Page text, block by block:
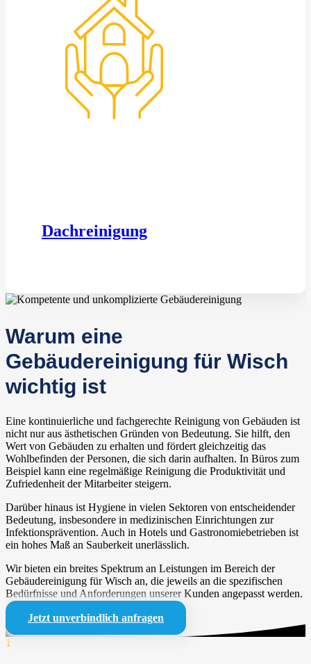
Dachreinigung
Warum eine
Gebäudereinigung für Wisch
wichtig ist
Eine kontinuierliche und fachgerechte Reinigung von Gebäuden ist
nicht nur aus ästhetischen Gründen von Bedeutung. Sie hilft, den
Wert von Gebäuden zu erhalten und fördert gleichzeitig das
Wohlbefinden der Personen, die sich darin aufhalten. In Büros zum
Beispiel kann eine regelmäßige Reinigung die Produktivität und
Zufriedenheit der Mitarbeiter steigern.
Darüber hinaus ist Hygiene in vielen Sektoren von entscheidender
Bedeutung, insbesondere in medizinischen Einrichtungen zur
Infektionsprävention. Auch in Hotels und Gastronomiebetrieben ist
ein hohes Maß an Sauberkeit unerlässlich.
Wir bieten ein breites Spektrum an Leistungen im Bereich der
Gebäudereinigung für Wisch an, die jeweils an die spezifischen
Bedürfnisse und Anforderungen unserer Kunden angepasst werden.
Jetzt unverbindlich anfragen
1